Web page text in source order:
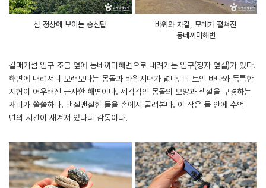
섬 정상에 보이는 송신탑
바위와 자갈, 모래가 펼쳐진
동네끼미해변
갈매기섬 입구 조금 옆에 동네끼미해변으로 내려가는 입구(정자 옆길)가 있다.
해변에 내려서니 모래보다는 몽돌과 바위지대가 넓다. 탁 트인 바다와 독특한
지형이 어우러진 근사한 해변이다. 제각각인 몽돌의 모양과 색깔을 구경하는
재미가 쏠쏠하다. 맨질맨질한 돌을 손에서 굴려본다. 이 작은 돌 안에 수억
년의 시간이 새겨져 있다니 감동이다.